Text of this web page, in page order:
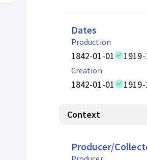
Dates
Production
1842-01-01
Creation
1842-01-01
Context
Producer/